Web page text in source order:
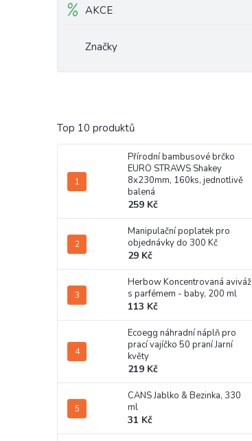
AKCE
Značky
Top 10 produktů
Přírodní bambusové brčko
EURO STRAWS Shakey
8x230mm, 160ks, jednotlivě
balená
259 Kč
Manipulační poplatek pro
objednávky do 300 Kč
29 Kč
Herbow Koncentrovaná aviváž
s parfémem - baby, 200 ml
113 Kč
Ecoegg náhradní náplň pro
prací vajíčko 50 praní Jarní
květy
219 Kč
CANS Jablko & Bezinka, 330
ml
31 Kč